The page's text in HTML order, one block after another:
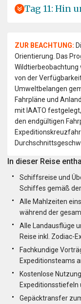
Tag 11: Hin
ZUR BEACHTUNG:
Orientierung. Das
Wildtierbeobachtung
von der
Umweltbelangen
Fahrpläne und
mit IAATO
den endgültigen
In dieser Reise
Schiffsreise und
Schiffes gemäß
Alle Mahlzeiten
während der
Alle Landausflüge
Reise inkl. Zodiac-
Fachkundige
Expeditionsteams
Kostenlose
Expeditionsstiefeln
Gepäcktransfer